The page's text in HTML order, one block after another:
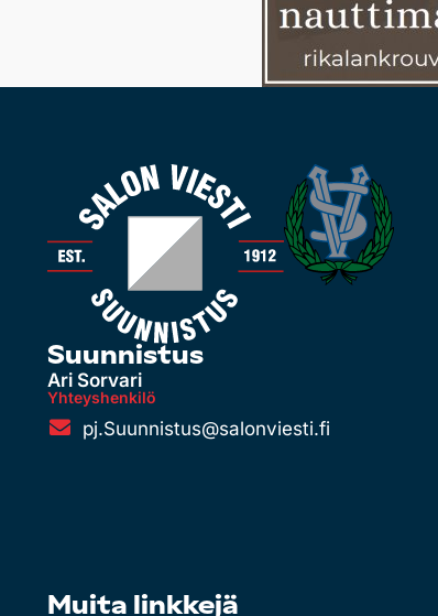
Suunnistus
Ari Sorvari
Yhteyshenkilö
pj.Suunnistus@salonviesti.fi
Muita linkkejä